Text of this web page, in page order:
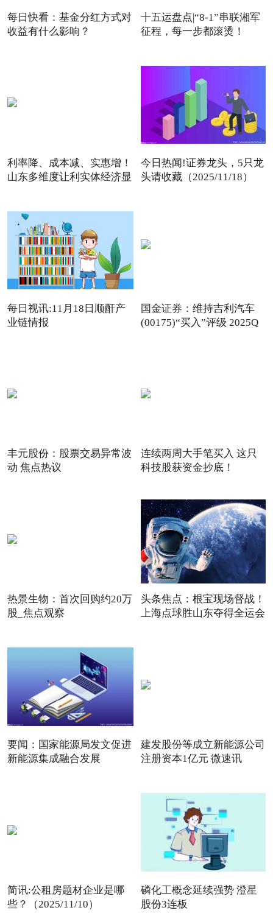
每日快看：基金分红方式对
收益有什么影响？
十五运盘点|“8-1”串联湘军
征程，每一步都滚烫！
利率降、成本减、实惠增！
山东多维度让利实体经济显
今日热闻!证券龙头，5只龙
头请收藏（2025/11/18）
每日视讯:11月18日顺酐产
业链情报
国金证券：维持吉利汽车
(00175)“买入”评级 2025Q
丰元股份：股票交易异常波
动 焦点热议
连续两周大手笔买入 这只
科技股获资金抄底！
热景生物：首次回购约20万
股_焦点观察
头条焦点：根宝现场督战！
上海点球胜山东夺得全运会
要闻：国家能源局发文促进
新能源集成融合发展
建发股份等成立新能源公司
注册资本1亿元 微速讯
简讯:公租房题材企业是哪
些？（2025/11/10）
磷化工概念延续强势 澄星
股份3连板